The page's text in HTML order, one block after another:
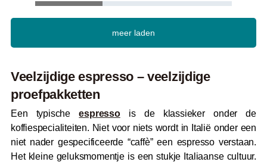
meer laden
Veelzijdige espresso – veelzijdige
proefpakketten
Een typischeespressois de klassieker onder de
koffiespecialiteiten. Niet voor niets wordt in Italië onder een
niet nader gespecificeerde “caffè” een espresso verstaan.
Het kleine geluksmomentje is een stukje Italiaanse cultuur.